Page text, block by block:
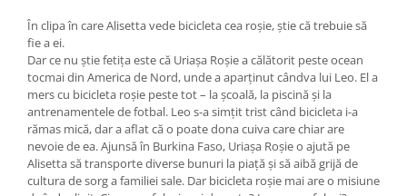
În clipa în care Alisetta vede bicicleta cea roșie, știe că trebuie să
fie a ei.
Dar ce nu știe fetița este că Uriașa Roșie a călătorit peste ocean
tocmai din America de Nord, unde a aparținut cândva lui Leo. El a
mers cu bicicleta roșie peste tot – la școală, la piscină și la
antrenamentele de fotbal. Leo s-a simțit trist când bicicleta i-a
rămas mică, dar a aflat că o poate dona cuiva care chiar are
nevoie de ea. Ajunsă în Burkina Faso, Uriașa Roșie o ajută pe
Alisetta să transporte diverse bunuri la piață și să aibă grijă de
cultura de sorg a familiei sale. Dar bicicleta roșie mai are o misiune